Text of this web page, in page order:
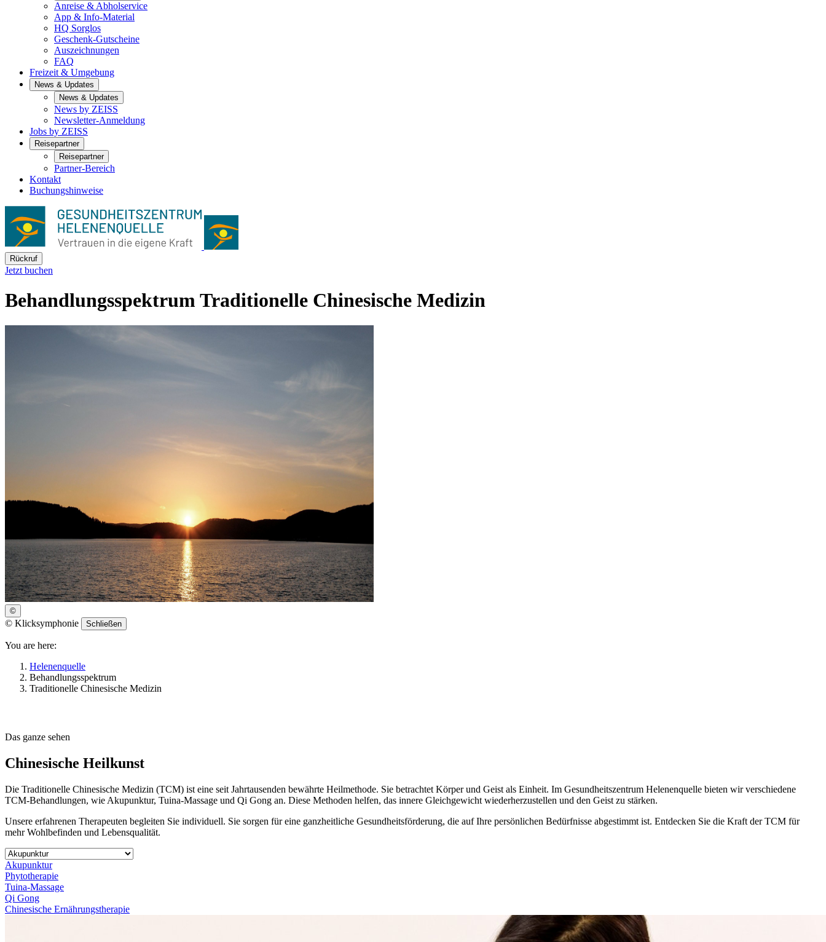
Anreise & Abholservice
App & Info-Material
HQ Sorglos
Geschenk-Gutscheine
Auszeichnungen
FAQ
Freizeit & Umgebung
News & Updates
News & Updates
News by ZEISS
Newsletter-Anmeldung
Jobs by ZEISS
Reisepartner
Reisepartner
Partner-Bereich
Kontakt
Buchungshinweise
Rückruf
Jetzt buchen
BehandlungsspektrumTraditionelle Chinesische Medizin
©
© Klicksymphonie Schließen
You are here:
Helenenquelle
Behandlungsspektrum
Traditionelle Chinesische Medizin
Das ganze sehen
Chinesische Heilkunst
Die Traditionelle Chinesische Medizin (TCM) ist eine seit Jahrtausenden bewährte Heilmethode. Sie betrachtet Körper und Geist als Einheit. Im Gesundheitszentrum Helenenquelle bieten wir verschiedene
TCM-Behandlungen, wie Akupunktur, Tuina-Massage und Qi Gong an. Diese Methoden helfen, das innere Gleichgewicht wiederherzustellen und den Geist zu stärken.
Unsere erfahrenen Therapeuten begleiten Sie individuell. Sie sorgen für eine ganzheitliche Gesundheitsförderung, die auf Ihre persönlichen Bedürfnisse abgestimmt ist. Entdecken Sie die Kraft der TCM für
mehr Wohlbefinden und Lebensqualität.
Akupunktur
Phytotherapie
Tuina-Massage
Qi Gong
Chinesische Ernährungstherapie